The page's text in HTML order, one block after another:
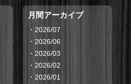
月間アーカイブ
・ 2026/07
・ 2026/06
・ 2026/03
・ 2026/02
・ 2026/01